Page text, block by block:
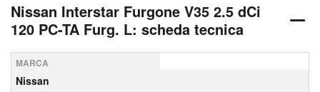
Nissan Interstar Furgone V35 2.5 dCi
120 PC-TA Furg. L: scheda tecnica
MARCA
Nissan